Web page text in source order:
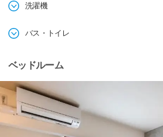
洗濯機
バス・トイレ
ベッドルーム